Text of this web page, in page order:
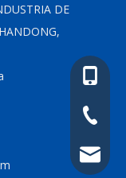
DE
+86-
+86-